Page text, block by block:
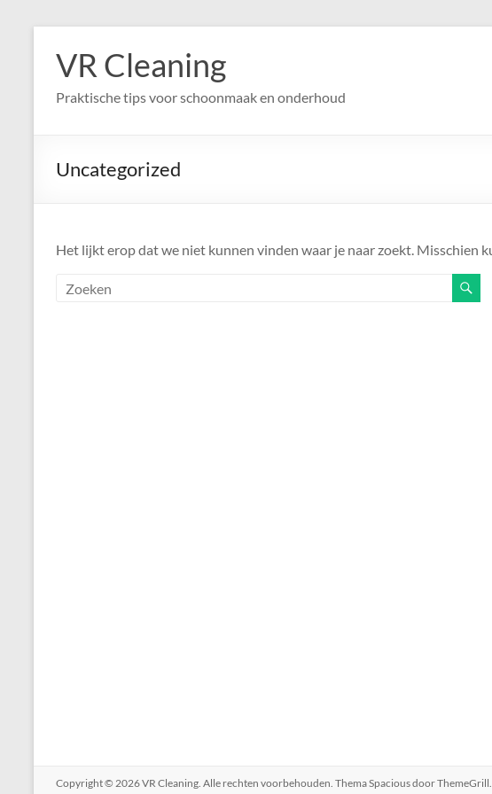
naarVR Cleaning
Praktische tips voor schoonmaak en onderhoud
Uncategorized
Het lijkt erop dat we niet kunnen vinden waar je naar zoekt. Misschien
Copyright © 2026VR Cleaning. Alle rechten voorbehouden. ThemaSpaciousdoor